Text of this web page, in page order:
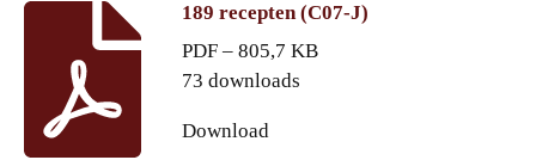
189 recepten (C07-J)
PDF – 805,7 KB
73 downloads
Download